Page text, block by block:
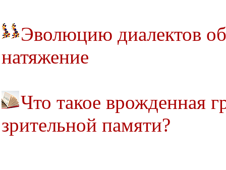
Эволюцию диалектов
натяжение
Что такое врожденная
зрительной памяти?